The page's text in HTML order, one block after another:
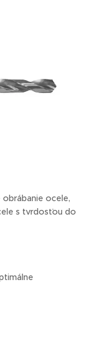
ocele,
s tvrdosťou do